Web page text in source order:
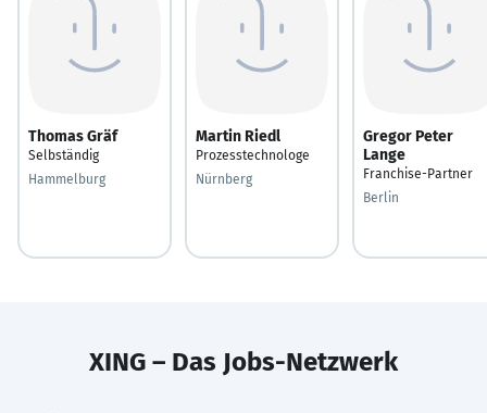
Thomas Gräf
Selbständig
Hammelburg
Martin Riedl
Prozesstechnologe
Nürnberg
Gregor Peter
Lange
Franchise-Partner
Berlin
XING – Das Jobs-Netzwerk